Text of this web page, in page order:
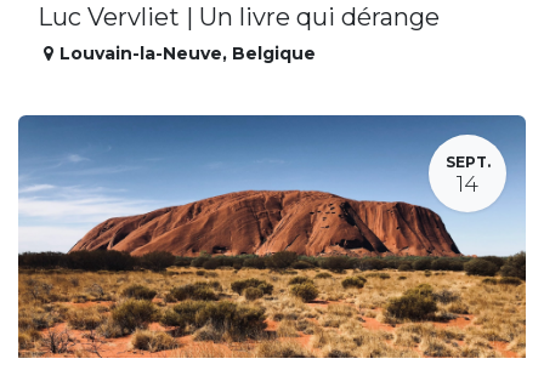
Luc Vervliet | Un livre qui dérange
Louvain-la-Neuve, Belgique
SEPT.
14